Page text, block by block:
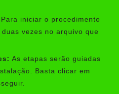
Para iniciar o procedimento
vezes no arquivo que
As etapas serão guiadas
Basta clicar em